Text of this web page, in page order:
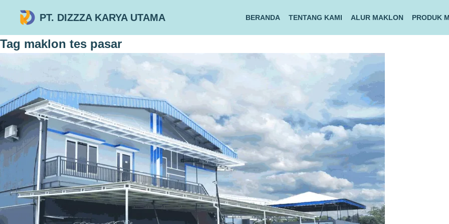
PT. DIZZZA KARYA UTAMA BERANDA TENTANG KAMI ALUR MAKLON PRODUK
Tag maklon tes pasar